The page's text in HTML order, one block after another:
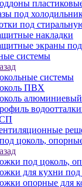
под
под
накладки
экраны
системы
системы
ПВХ
алюминиевый
цоколь,
под цоколь,
для кухни под
опорные для